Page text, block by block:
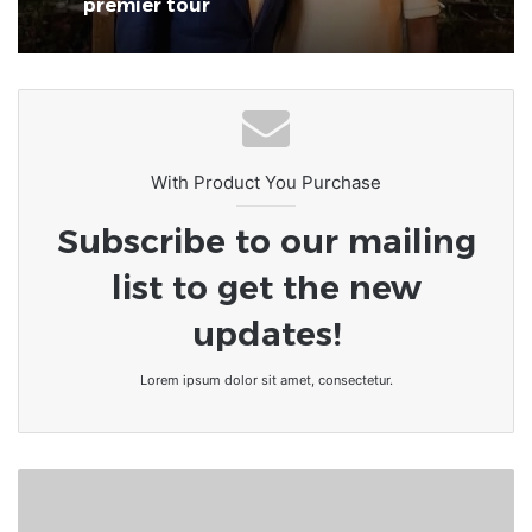
premier tour
With Product You Purchase
Subscribe to our mailing
list to get the new
updates!
Lorem ipsum dolor sit amet, consectetur.